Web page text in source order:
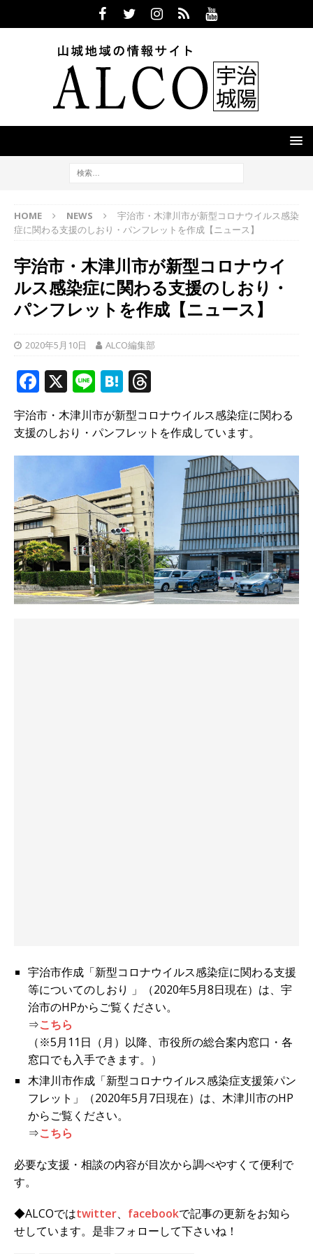
HOME NEWS
宇治市・木津川市が新型コロナウイルス感染
症に関わる支援のしおり・パンフレットを作成【ニュース】
宇治市・木津川市が新型コロナウイ
ルス感染症に関わる支援のしおり・
パンフレットを作成【ニュース】
2020年5月10日 ALCO編集部
F
a
c
e
o
o
k
X Li
n
e
H
at
e
n
a
h
r
e
a
d
s
宇治市・木津川市が新型コロナウイルス感染症に関わる
支援のしおり・パンフレットを作成しています。
宇治市作成「新型コロナウイルス感染症に関わる支援
等についてのしおり 」（2020年5月8日現在）は、宇
治市のHPからご覧ください。
⇒こちら
（※5月11日（月）以降、市役所の総合案内窓口・各
窓口でも入手できます。）
木津川市作成「新型コロナウイルス感染症支援策パン
フレット」（2020年5月7日現在）は、木津川市のHP
からご覧ください。
⇒こちら
必要な支援・相談の内容が目次から調べやすくて便利で
す。
◆ALCOではtwitter、 facebookで記事の更新をお知ら
せしています。是非フォローして下さいね！